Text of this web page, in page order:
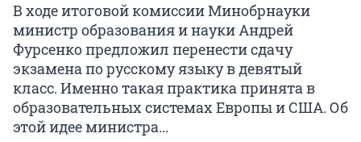
В ходе итоговой комиссии Минобрнауки
министр образования и науки Андрей
Фурсенко предложил перенести сдачу
экзамена по русскому языку в девятый
класс. Именно такая практика принята в
образовательных системах Европы и США. Об
этой идее министра...